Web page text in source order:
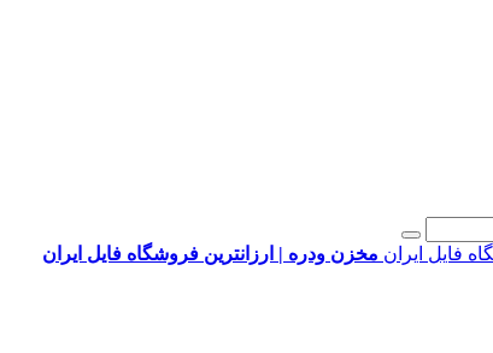
مخزن ودره | ارزانترین فروشگاه فایل ایران